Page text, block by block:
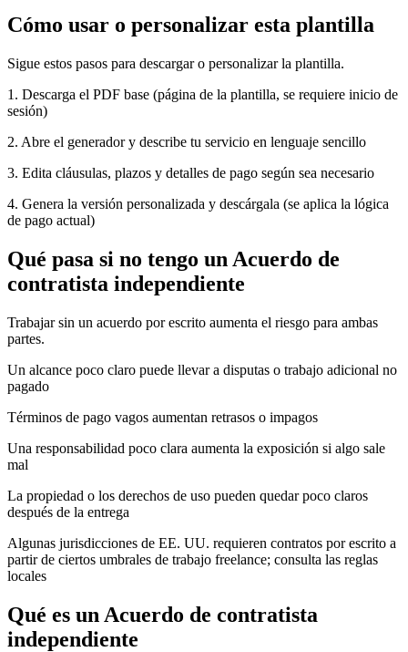
Cómo usar o personalizar esta plantilla
Sigue estos pasos para descargar o personalizar la plantilla.
1. Descarga el PDF base (página de la plantilla, se requiere inicio de
sesión)
2. Abre el generador y describe tu servicio en lenguaje sencillo
3. Edita cláusulas, plazos y detalles de pago según sea necesario
4. Genera la versión personalizada y descárgala (se aplica la lógica
de pago actual)
Qué pasa si no tengo un Acuerdo de
contratista independiente
Trabajar sin un acuerdo por escrito aumenta el riesgo para ambas
partes.
Un alcance poco claro puede llevar a disputas o trabajo adicional no
pagado
Términos de pago vagos aumentan retrasos o impagos
Una responsabilidad poco clara aumenta la exposición si algo sale
mal
La propiedad o los derechos de uso pueden quedar poco claros
después de la entrega
Algunas jurisdicciones de EE. UU. requieren contratos por escrito a
partir de ciertos umbrales de trabajo freelance; consulta las reglas
locales
Qué es un Acuerdo de contratista
independiente